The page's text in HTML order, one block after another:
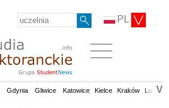
PL
Gdynia Gliwice Katowice Kielce Kraków Lublin
V